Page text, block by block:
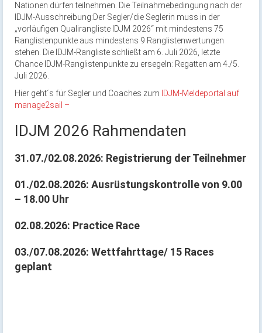
Nationen dürfen teilnehmen. Die Teilnahmebedingung nach der
IDJM-Ausschreibung:Der Segler/die Seglerin muss in der
„vorläufigen Qualirangliste IDJM 2026“ mit mindestens 75
Ranglistenpunkte aus mindestens 9 Ranglistenwertungen
stehen. Die IDJM-Rangliste schließt am 6. Juli 2026, letzte
Chance IDJM-Ranglistenpunkte zu ersegeln: Regatten am 4./5.
Juli 2026.
Hier geht´s für Segler und Coaches zum IDJM-Meldeportal auf
manage2sail –
IDJM 2026 Rahmendaten
31.07./02.08.2026: Registrierung der Teilnehmer
01./02.08.2026: Ausrüstungskontrolle von 9.00
– 18.00 Uhr
02.08.2026: Practice Race
03./07.08.2026: Wettfahrttage/ 15 Races
geplant